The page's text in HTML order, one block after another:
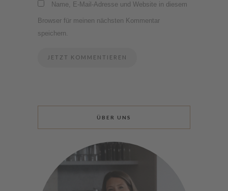
Name, E-Mail-Adresse und Website in diesem
Browser für meinen nächsten Kommentar
speichern.
ÜBER UNS